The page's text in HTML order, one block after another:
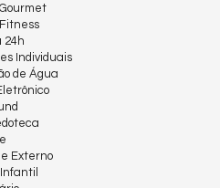
24h
Individuais
de Água
Externo